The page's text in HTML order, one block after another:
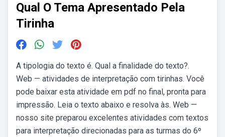
Qual O Tema Apresentado Pela
Tirinha
A tipologia do texto é. Qual a finalidade do texto?.
Web — atividades de interpretação com tirinhas. Você
pode baixar esta atividade em pdf no final, pronta para
impressão. Leia o texto abaixo e resolva às. Web —
nosso site preparou excelentes atividades com textos
para interpretação direcionadas para as turmas do 6º